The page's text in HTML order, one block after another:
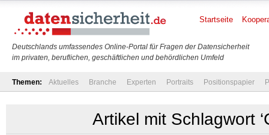
Deutschlands umfassendes Online-Portal für Fragen der Datensicherheit
im privaten, beruflichen, geschäftlichen und behördlichen Umfeld
Startseite
Themen: Aktuelles Branche Experten Portraits Positionspapier
Artikel mit Schlagwort